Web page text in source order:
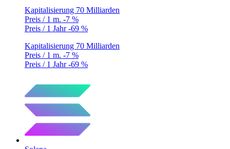
Kapitalisierung 70 Milliarden
Preis / 1 m. -7 %
Preis / 1 Jahr-69 %
Kapitalisierung 70 Milliarden
Preis / 1 m. -7 %
Preis / 1 Jahr-69 %